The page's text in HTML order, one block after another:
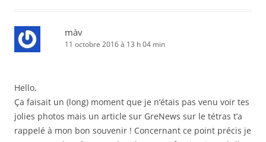
màv
11 octobre 2016 à 13 h 04 min
Hello,
Ça faisait un (long) moment que je n’étais pas venu voir tes
jolies photos mais un article sur GreNews sur le tétras t’a
rappelé à mon bon souvenir ! Concernant ce point précis je